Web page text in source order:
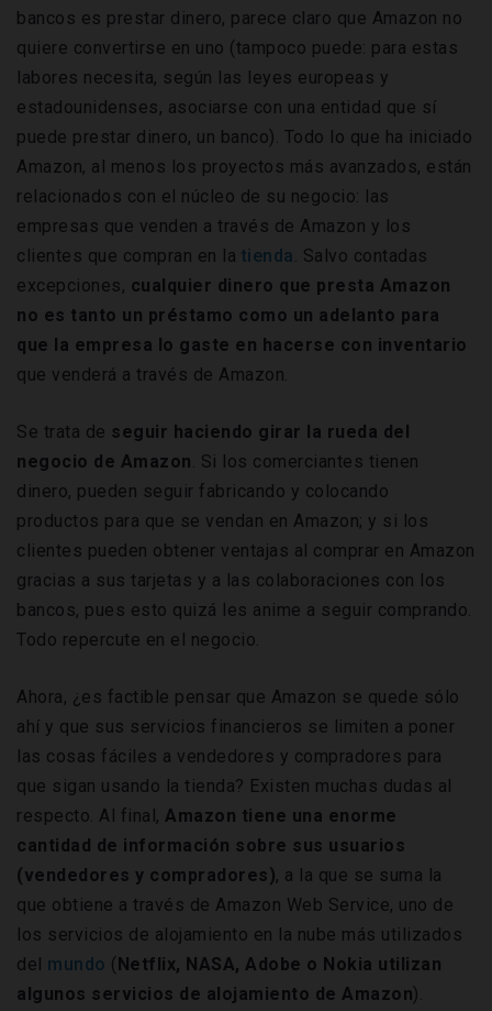
bancos es prestar dinero, parece claro que Amazon no
quiere convertirse en uno (tampoco puede: para estas
labores necesita, según las leyes europeas y
estadounidenses, asociarse con una entidad que sí
puede prestar dinero, un banco). Todo lo que ha iniciado
Amazon, al menos los proyectos más avanzados, están
relacionados con el núcleo de su negocio: las
empresas que venden a través de Amazon y los
clientes que compran en la tienda. Salvo contadas
excepciones, cualquier dinero que presta Amazon
no es tanto un préstamo como un adelanto para
que la empresa lo gaste en hacerse con inventario
que venderá a través de Amazon.
Se trata de seguir haciendo girar la rueda del
negocio de Amazon. Si los comerciantes tienen
dinero, pueden seguir fabricando y colocando
productos para que se vendan en Amazon; y si los
clientes pueden obtener ventajas al comprar en Amazon
gracias a sus tarjetas y a las colaboraciones con los
bancos, pues esto quizá les anime a seguir comprando.
Todo repercute en el negocio.
Ahora, ¿es factible pensar que Amazon se quede sólo
ahí y que sus servicios financieros se limiten a poner
las cosas fáciles a vendedores y compradores para
que sigan usando la tienda? Existen muchas dudas al
respecto. Al final, Amazon tiene una enorme
cantidad de información sobre sus usuarios
(vendedores y compradores), a la que se suma la
que obtiene a través de Amazon Web Service, uno de
los servicios de alojamiento en la nube más utilizados
del mundo (Netflix, NASA, Adobe o Nokia utilizan
algunos servicios de alojamiento de Amazon).